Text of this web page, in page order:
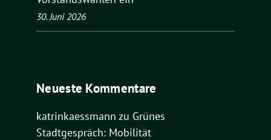
30. Juni 2026
Neueste Kommentare
katrinkaessmann zu Grünes
Stadtgespräch: Mobilität